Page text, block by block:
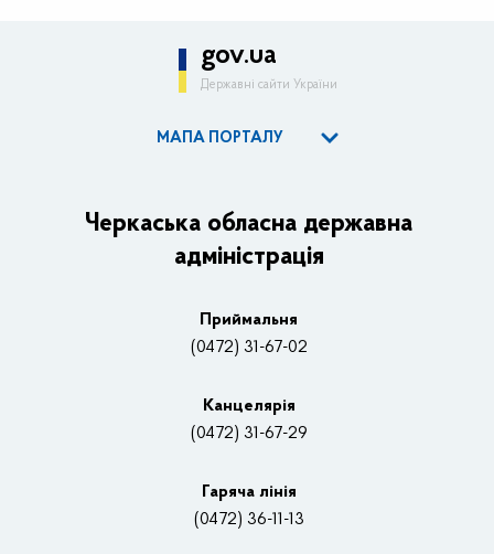
gov.ua
Державні сайти України
МАПА ПОРТАЛУ
Керівництво адміністрації
Основні завдання та нормативно-правові засади
Нагороди
Контакти
Відеотрансляції
Черкаська обласна державна
адміністрація
Приймальня
(0472) 31-67-02
Канцелярiя
(0472) 31-67-29
Гаряча лінія
(0472) 36-11-13